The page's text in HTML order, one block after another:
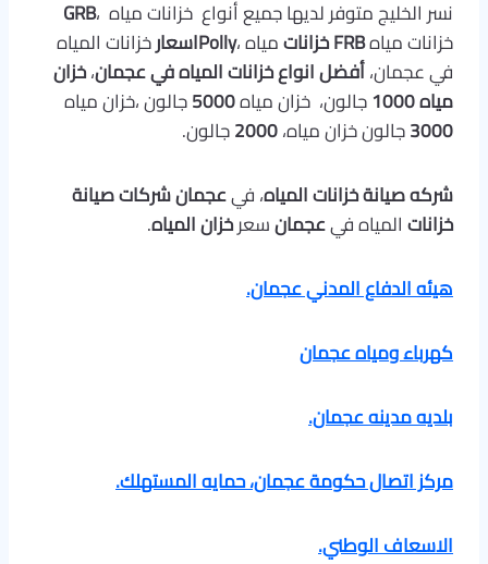
نسر الخليج متوفر لديها جميع أنواع خزانات مياه ،GRB
خزانات مياهFRB خزانات مياه ،Pollyاسعار
خزانات المياه
في عجمان،أفضل انواع خزانات المياه في عجمان،خزان
مياه 1000
جالون، خزان مياه5000جالون ،خزان مياه
3000جالون خزان مياه،2000جالون.
شركه صيانة خزانات المياه، فيعجمانشركات صيانة
خزاناتالمياه فيعجمانسعرخزان المياه.
هيئه الدفاع المدني عجمان.
كهرباء ومياه عجمان
بلديه مدينه عجمان.
مركز اتصال حكومة عجمان، حمايه المستهلك.
الاسعاف الوطني.